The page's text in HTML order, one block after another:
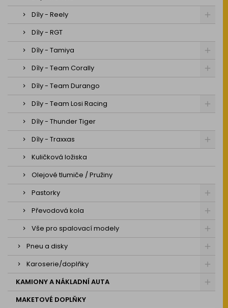
Díly - Reely
Díly - RGT
Díly - Tamiya
Díly - Team Corally
Díly - Team Durango
Díly - Team Losi Racing
Díly - Thunder Tiger
Díly - Traxxas
Kuličková ložiska
Olejové tlumiče / Pružiny
Pastorky
Převodová kola
Vše pro spalovací modely
Pneu a disky
Karoserie/doplňky
KAMIONY A NÁKLADNÍ AUTA
MAKETOVÉ DOPLŇKY